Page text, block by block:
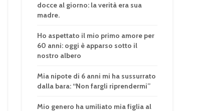
docce al giorno: la verità era sua
madre.
Ho aspettato il mio primo amore per
60 anni: oggi è apparso sotto il
nostro albero
Mia nipote di 6 anni mi ha sussurrato
dalla bara: “Non fargli riprendermi”
Mio genero ha umiliato mia figlia al